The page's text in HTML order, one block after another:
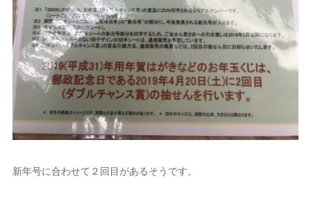
新年号に合わせて２回目があるそうです。